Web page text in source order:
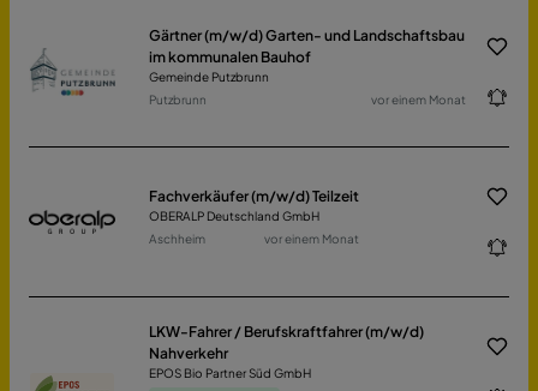
Gärtner (m/w/d) Garten- und Landschaftsbau
im kommunalen Bauhof
Gemeinde Putzbrunn
Putzbrunn
vor einem Monat
Fachverkäufer (m/w/d) Teilzeit
OBERALP Deutschland GmbH
Aschheim
vor einem Monat
LKW-Fahrer / Berufskraftfahrer (m/w/d)
Nahverkehr
EPOS Bio Partner Süd GmbH